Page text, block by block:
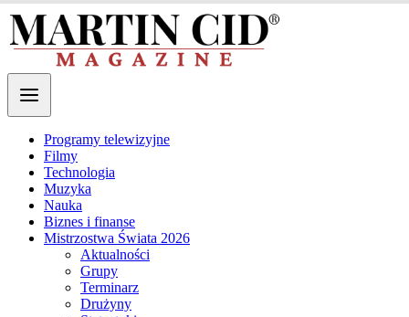
Programy telewizyjne
Filmy
Technologia
Muzyka
Nauka
Biznes i finanse
Mistrzostwa Świata 2026
Aktualności
Grupy
Terminarz
Drużyny